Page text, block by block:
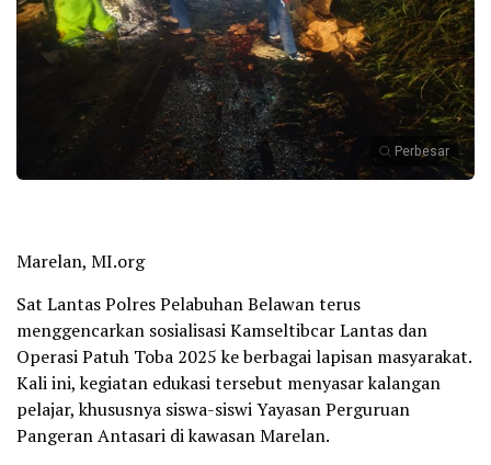
Perbesar
Marelan, MI.org
Sat Lantas Polres Pelabuhan Belawan terus
menggencarkan sosialisasi Kamseltibcar Lantas dan
Operasi Patuh Toba 2025 ke berbagai lapisan masyarakat.
Kali ini, kegiatan edukasi tersebut menyasar kalangan
pelajar, khususnya siswa-siswi Yayasan Perguruan
Pangeran Antasari di kawasan Marelan.